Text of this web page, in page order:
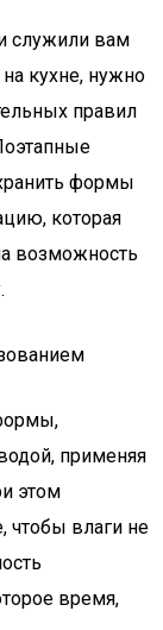
служили вам
кухне, нужно
правил
формы
которая
возможность
применяя
этом
влаги не
время,